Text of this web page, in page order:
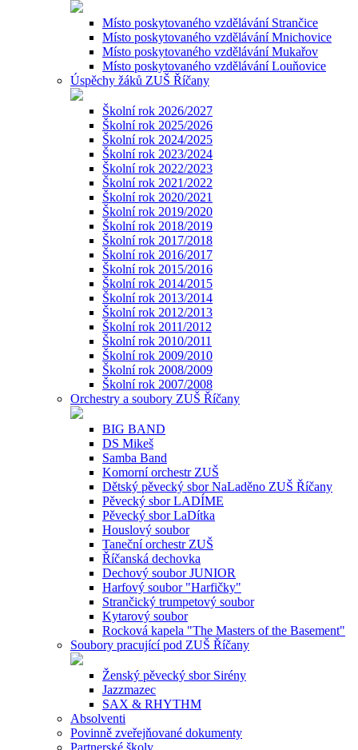
Místo poskytovaného vzdělávání Strančice
Místo poskytovaného vzdělávání Mnichovice
Místo poskytovaného vzdělávání Mukařov
Místo poskytovaného vzdělávání Louňovice
Úspěchy žáků ZUŠ Říčany
Školní rok 2026/2027
Školní rok 2025/2026
Školní rok 2024/2025
Školní rok 2023/2024
Školní rok 2022/2023
Školní rok 2021/2022
Školní rok 2020/2021
Školní rok 2019/2020
Školní rok 2018/2019
Školní rok 2017/2018
Školní rok 2016/2017
Školní rok 2015/2016
Školní rok 2014/2015
Školní rok 2013/2014
Školní rok 2012/2013
Školní rok 2011/2012
Školní rok 2010/2011
Školní rok 2009/2010
Školní rok 2008/2009
Školní rok 2007/2008
Orchestry a soubory ZUŠ Říčany
BIG BAND
DS Mikeš
Samba Band
Komorní orchestr ZUŠ
Dětský pěvecký sbor NaLaděno ZUŠ Říčany
Pěvecký sbor LADÍME
Pěvecký sbor LaDítka
Houslový soubor
Taneční orchestr ZUŠ
Říčanská dechovka
Dechový soubor JUNIOR
Harfový soubor "Harfičky"
Strančický trumpetový soubor
Kytarový soubor
Rocková kapela "The Masters of the Basement"
Soubory pracující pod ZUŠ Říčany
Ženský pěvecký sbor Sirény
Jazzmazec
SAX & RHYTHM
Absolventi
Povinně zveřejňované dokumenty
Partnerské školy